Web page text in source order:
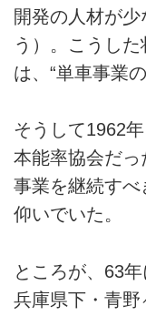
開発の人材が
う）。こうし
は、“単車事業
そうして1962
本能率協会だ
事業を継続す
仰いでいた。
ところが、63
兵庫県下・青野